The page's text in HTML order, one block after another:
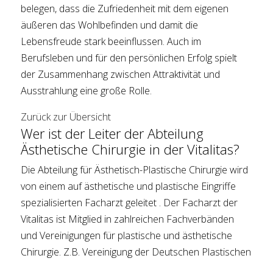
belegen, dass die Zufriedenheit mit dem eigenen
äußeren das Wohlbefinden und damit die
Lebensfreude stark beeinflussen. Auch im
Berufsleben und für den persönlichen Erfolg spielt
der Zusammenhang zwischen Attraktivität und
Ausstrahlung eine große Rolle.
Zurück zur Übersicht
Wer ist der Leiter der Abteilung
Ästhetische Chirurgie in der Vitalitas?
Die Abteilung für Ästhetisch-Plastische Chirurgie wird
von einem auf ästhetische und plastische Eingriffe
spezialisierten Facharzt geleitet . Der Facharzt der
Vitalitas ist Mitglied in zahlreichen Fachverbänden
und Vereinigungen für plastische und ästhetische
Chirurgie. Z.B. Vereinigung der Deutschen Plastischen